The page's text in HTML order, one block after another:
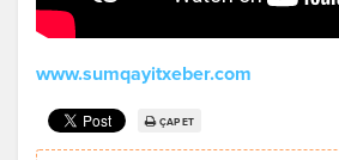
www.sumqayitxeber.com
ÇAP ET